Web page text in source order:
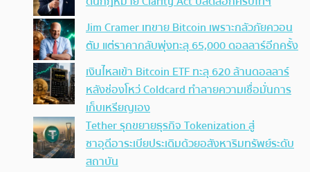
Jim Cramer เทขาย Bitcoin เพราะกลัวภัยควอน
ตัม แต่ราคากลับพุ่งทะลุ 65,000 ดอลลาร์อีกครั้ง
เงินไหลเข้า Bitcoin ETF ทะลุ 620 ล้านดอลลาร์
หลังช่องโหว่ Coldcard ทำลายความเชื่อมั่นการ
เก็บเหรียญเอง
Tether รุกขยายธุรกิจ Tokenization สู่
ซาอุดีอาระเบียประเดิมด้วยอสังหาริมทรัพย์ระดับ
สถาบัน